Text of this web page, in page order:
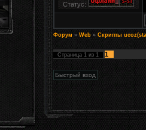
Статус:
Форум » Web » Скрипты
Страница 1 из 1 1